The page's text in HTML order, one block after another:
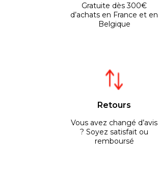
Gratuite dès 300€
d’achats en France et en
Belgique
Retours
Vous avez changé d’avis
? Soyez satisfait ou
remboursé